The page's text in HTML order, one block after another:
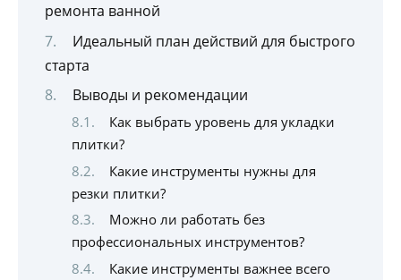
ремонта ванной
Идеальный план действий для быстрого
старта
Выводы и рекомендации
Как выбрать уровень для укладки
плитки?
Какие инструменты нужны для
резки плитки?
Можно ли работать без
профессиональных инструментов?
Какие инструменты важнее всего